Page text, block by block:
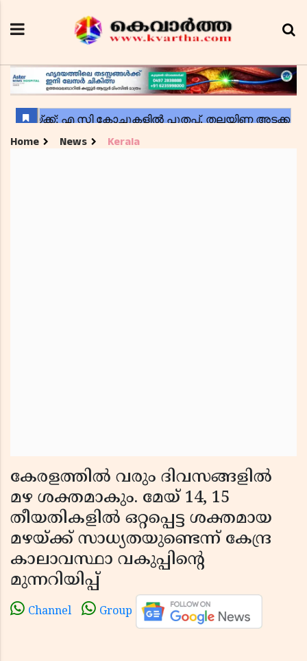
Home News Kerala
കേരളത്തിൽ വരും ദിവസങ്ങളിൽ
മഴ ശക്തമാകും. മേയ് 14, 15
തീയതികളിൽ ഒറ്റപ്പെട്ട ശക്തമായ
മഴയ്ക്ക് സാധ്യതയുണ്ടെന്ന് കേന്ദ്ര
കാലാവസ്ഥാ വകുപ്പിൻ്റെ
മുന്നറിയിപ്പ്
Channel Group